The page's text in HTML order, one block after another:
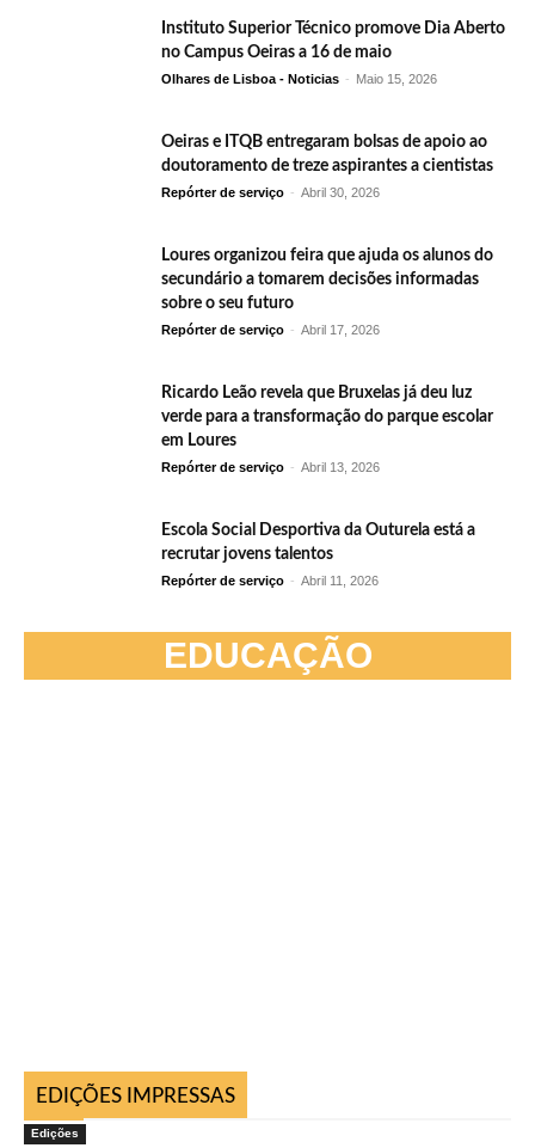
Instituto Superior Técnico promove Dia Aberto
no Campus Oeiras a 16 de maio
Olhares de Lisboa - Noticias - Maio 15, 2026
Oeiras e ITQB entregaram bolsas de apoio ao
doutoramento de treze aspirantes a cientistas
Repórter de serviço - Abril 30, 2026
Loures organizou feira que ajuda os alunos do
secundário a tomarem decisões informadas
sobre o seu futuro
Repórter de serviço - Abril 17, 2026
Ricardo Leão revela que Bruxelas já deu luz
verde para a transformação do parque escolar
em Loures
Repórter de serviço - Abril 13, 2026
Escola Social Desportiva da Outurela está a
recrutar jovens talentos
Repórter de serviço - Abril 11, 2026
EDUCAÇÃO
EDIÇÕES IMPRESSAS
Edições